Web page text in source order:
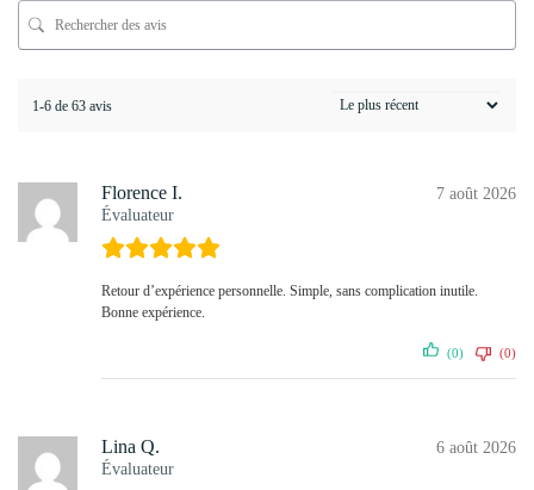
1-6 de 63 avis
Florence I.
Évaluateur
7 août 2026
Retour d’expérience personnelle. Simple, sans complication inutile.
Bonne expérience.
(0) (0)
Lina Q.
Évaluateur
6 août 2026